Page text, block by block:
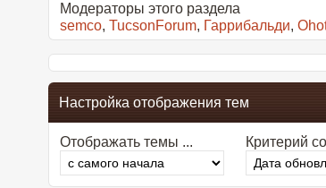
Модераторы этого раздела
semco, TucsonForum, Гаррибальди,
Настройка отображения тем
Отображать темы ... Критерий